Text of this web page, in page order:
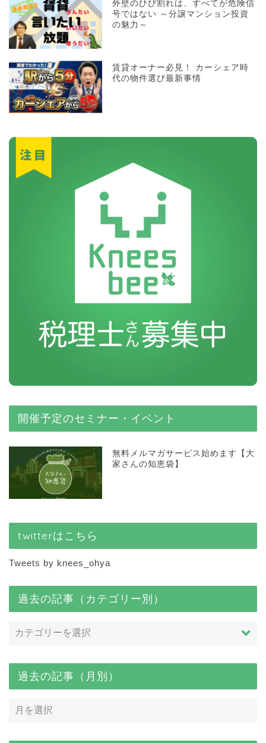
外壁のひび割れは、すべてが危険信
号ではない ～分譲マンション投資
の魅力～
賃貸オーナー必見！ カーシェア時
代の物件選び最新事情
開催予定のセミナー・イベント
無料メルマガサービス始めます【大
家さんの知恵袋】
twitterはこちら
Tweets by knees_ohya
過去の記事（カテゴリー別）
過去の記事（月別）